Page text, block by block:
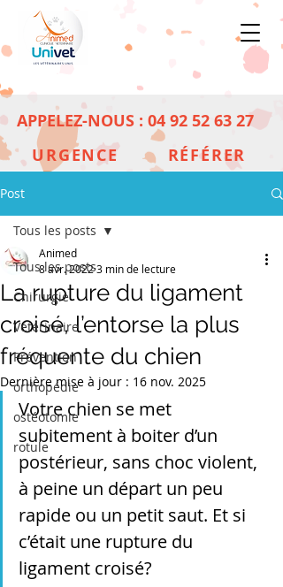
APPELEZ-NOUS : 04 92 52 63 27
URGENCE
RÉFÉRER
Post
Tous les posts
Chirurgie
Vétérinaire
Prévention
orthopédie
ostéotomie
rotule
Tous les posts
La rupture du ligament
croisé, l’entorse la plus
fréquente du chien
Animed
8 avr. 20223 min de lecture
Dernière mise à jour : 16 nov. 2025
Votre chien se met
subitement à boiter d’un
postérieur, sans choc violent,
à peine un départ un peu
rapide ou un petit saut. Et si
c’était une rupture du
ligament croisé?